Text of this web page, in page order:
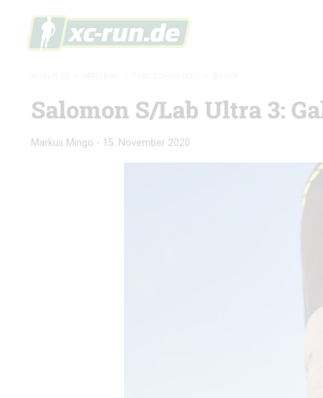
Salomon S/Lab Ultra 3:
Markus Mingo - 15. November 2020